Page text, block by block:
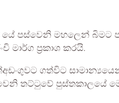
යේ පස්වෙනි මහලෙන්
මාර්ග ප්‍රකාශ කරයි.
ගත්විට
තට්ටුවේ පුස්තකාලයේ